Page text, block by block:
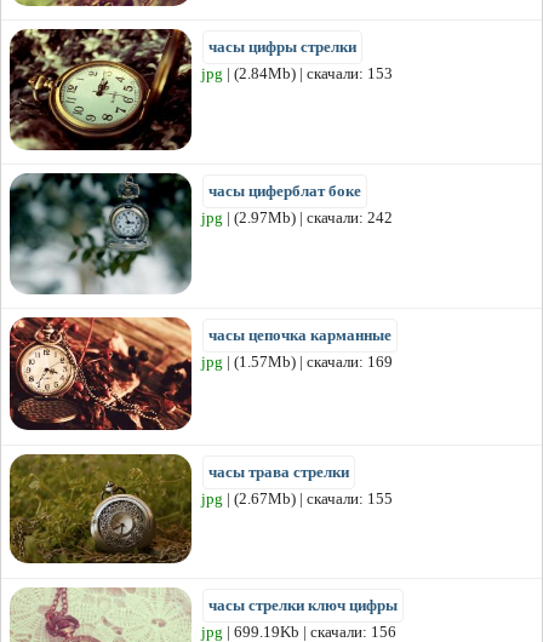
часы цифры стрелки
jpg | (2.84Mb) | скачали: 153
часы циферблат боке
jpg | (2.97Mb) | скачали: 242
часы цепочка карманные
jpg | (1.57Mb) | скачали: 169
часы трава стрелки
jpg | (2.67Mb) | скачали: 155
часы стрелки ключ цифры
jpg | 699.19Kb | скачали: 156